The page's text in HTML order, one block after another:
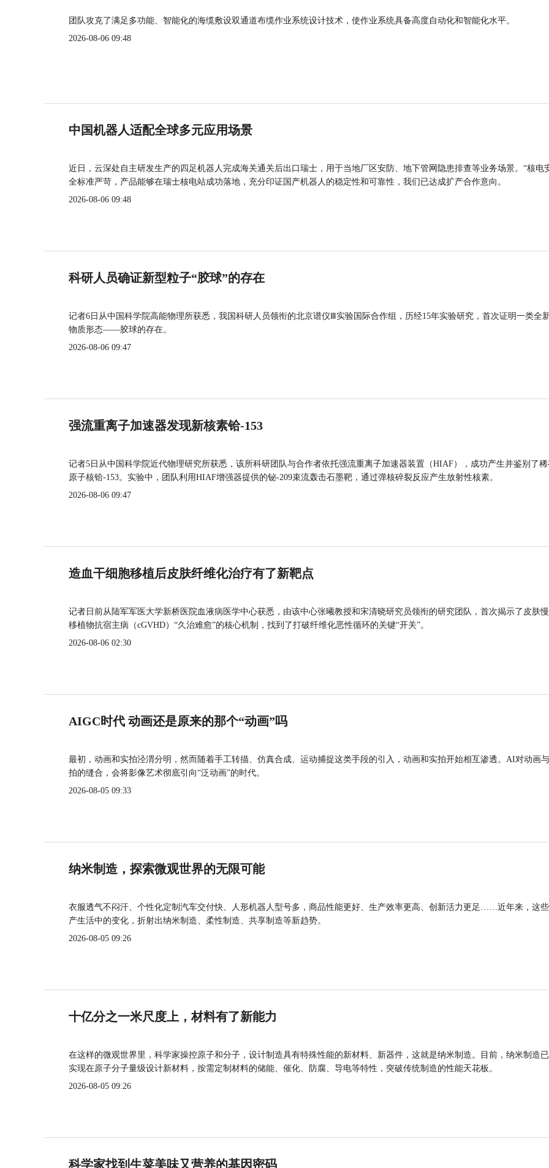
团队攻克了满足多功能、智能化的海缆敷设双通道布缆作业系统设计技术，使作业系统具备高度自动化和智能化水平。
2026-08-06 09:48
中国机器人适配全球多元应用场景
近日，云深处自主研发生产的四足机器人完成海关通关后出口瑞士，用于当地厂区安防、地下管网隐患排查等业务场景。“核电
全标准严苛，产品能够在瑞士核电站成功落地，充分印证国产机器人的稳定性和可靠性，我们已达成扩产合作意向。
2026-08-06 09:48
科研人员确证新型粒子“胶球”的存在
记者6日从中国科学院高能物理所获悉，我国科研人员领衔的北京谱仪Ⅲ实验国际合作组，历经15年实验研究，首次证明一类全
物质形态——胶球的存在。
2026-08-06 09:47
强流重离子加速器发现新核素铪-153
记者5日从中国科学院近代物理研究所获悉，该所科研团队与合作者依托强流重离子加速器装置（HIAF），成功产生并鉴别了
原子核铪-153。实验中，团队利用HIAF增强器提供的铋-209束流轰击石墨靶，通过弹核碎裂反应产生放射性核素。
2026-08-06 09:47
造血干细胞移植后皮肤纤维化治疗有了新靶点
记者日前从陆军军医大学新桥医院血液病医学中心获悉，由该中心张曦教授和宋清晓研究员领衔的研究团队，首次揭示了皮肤
移植物抗宿主病（cGVHD）“久治难愈”的核心机制，找到了打破纤维化恶性循环的关键“开关”。
2026-08-06 02:30
AIGC时代 动画还是原来的那个“动画”吗
最初，动画和实拍泾渭分明，然而随着手工转描、仿真合成、运动捕捉这类手段的引入，动画和实拍开始相互渗透。AI对动画
拍的缝合，会将影像艺术彻底引向“泛动画”的时代。
2026-08-05 09:33
纳米制造，探索微观世界的无限可能
衣服透气不闷汗、个性化定制汽车交付快、人形机器人型号多，商品性能更好、生产效率更高、创新活力更足……近年来，这
产生活中的变化，折射出纳米制造、柔性制造、共享制造等新趋势。
2026-08-05 09:26
十亿分之一米尺度上，材料有了新能力
在这样的微观世界里，科学家操控原子和分子，设计制造具有特殊性能的新材料、新器件，这就是纳米制造。目前，纳米制造
实现在原子分子量级设计新材料，按需定制材料的储能、催化、防腐、导电等特性，突破传统制造的性能天花板。
2026-08-05 09:26
科学家找到生菜美味又营养的基因密码